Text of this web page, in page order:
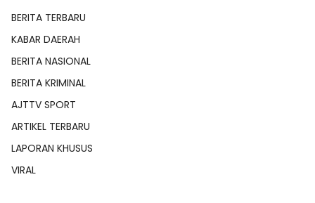
BERITA TERBARU
KABAR DAERAH
BERITA NASIONAL
BERITA KRIMINAL
AJTTV SPORT
ARTIKEL TERBARU
LAPORAN KHUSUS
VIRAL